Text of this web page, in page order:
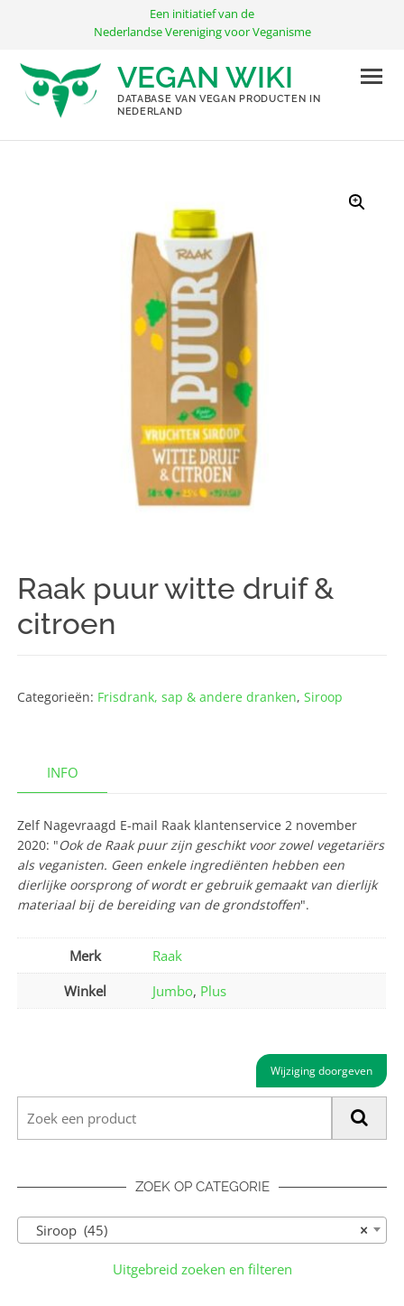
inhoud
Een initiatief van de
Nederlandse Vereniging voor Veganisme
VEGAN WIKI
DATABASE VAN VEGAN PRODUCTEN IN
NEDERLAND
Raak puur witte druif &
citroen
Categorieën: Frisdrank, sap & andere dranken,Siroop
INFO
Zelf Nagevraagd E-mail Raak klantenservice 2 november
2020: "Ook de Raak puur zijn geschikt voor zowel vegetariërs
als veganisten. Geen enkele ingrediënten hebben een
dierlijke oorsprong of wordt er gebruik gemaakt van dierlijk
materiaal bij de bereiding van de grondstoffen".
Merk
Raak
Winkel
Jumbo, Plus
Wijziging doorgeven
ZOEK OP CATEGORIE
×
Siroop (45)
Uitgebreid zoeken en filteren